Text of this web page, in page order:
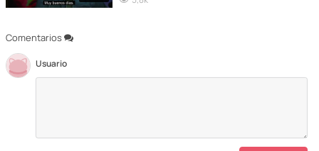
Comentarios
Usuario